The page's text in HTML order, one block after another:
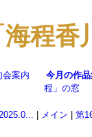
海程香
会案内
今月の作
程」の窓
メイン |第